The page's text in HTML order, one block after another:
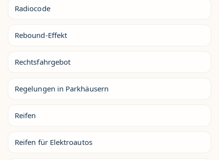
Radiocode
Rebound-Effekt
Rechtsfahrgebot
Regelungen in Parkhäusern
Reifen
Reifen für Elektroautos